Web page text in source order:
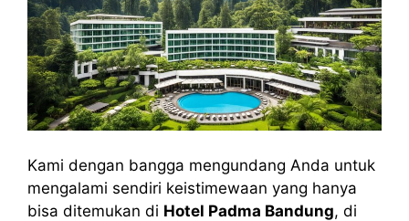
Kami dengan bangga mengundang Anda untuk
mengalami sendiri keistimewaan yang hanya
bisa ditemukan di Hotel Padma Bandung, di